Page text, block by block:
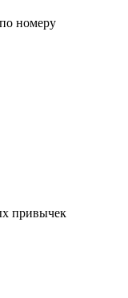
номеру
привычек